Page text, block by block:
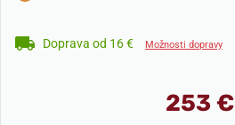
Doprava od 16 € Možnosti dopravy
253 €